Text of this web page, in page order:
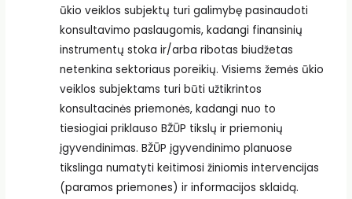
ūkio veiklos subjektų turi galimybę pasinaudoti
konsultavimo paslaugomis, kadangi finansinių
instrumentų stoka ir/arba ribotas biudžetas
netenkina sektoriaus poreikių. Visiems žemės ūkio
veiklos subjektams turi būti užtikrintos
konsultacinės priemonės, kadangi nuo to
tiesiogiai priklauso BŽŪP tikslų ir priemonių
įgyvendinimas. BŽŪP įgyvendinimo planuose
tikslinga numatyti keitimosi žiniomis intervencijas
(paramos priemones) ir informacijos sklaidą.